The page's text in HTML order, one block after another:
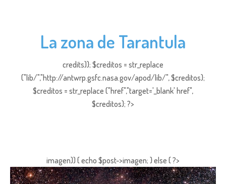
La zona de Tarantula
credits)); $creditos = str_replace
("lib/","http://antwrp.gsfc.nasa.gov/apod/lib/", $creditos);
$creditos = str_replace ("href","target='_blank' href",
$creditos); ?>
imagen)) { echo $post->imagen; } else { ?>